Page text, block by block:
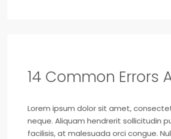
14 Common Errors
Lorem ipsum dolor sit amet,
neque. Aliquam hendrerit sollicitudin
facilisis, at malesuada orci congue.